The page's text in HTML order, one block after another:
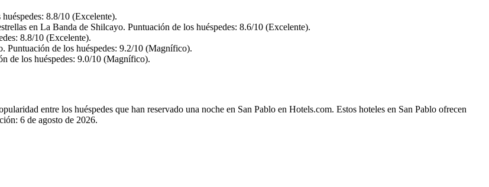
8.8/10 (Excelente).
en La Banda de Shilcayo. Puntuación de los huéspedes: 8.6/10 (Excelente).
8.8/10 (Excelente).
de los huéspedes: 9.2/10 (Magnífico).
de los huéspedes: 9.0/10 (Magnífico).
entre los huéspedes que han reservado una noche en San Pablo en Hotels.com. Estos hoteles en San Pablo ofrecen
6 de agosto de 2026.